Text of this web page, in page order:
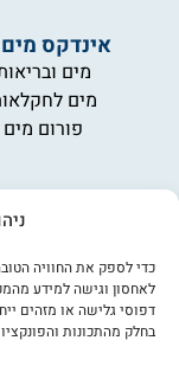
לאחסון וגישה למידע
דפוסי גלישה או מזהים
בחלק מהתכונות
אינדקס
מים
מים
פורום מים